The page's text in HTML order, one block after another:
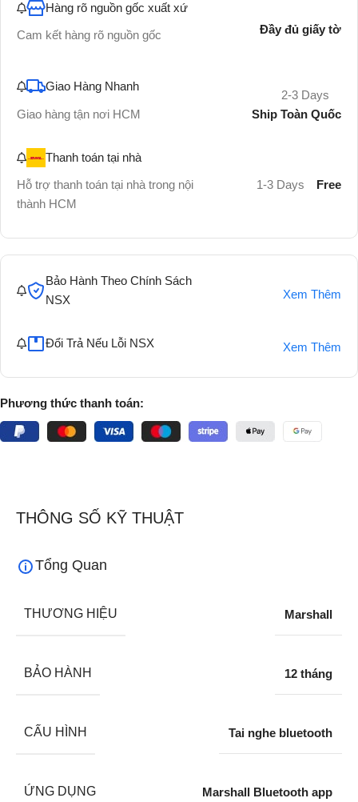
Hàng rõ nguồn gốc xuất xứ
Cam kết hàng rõ nguồn gốc
Đầy đủ giấy tờ
Giao Hàng Nhanh
Giao hàng tận nơi HCM
2-3 Days
Ship Toàn Quốc
Thanh toán tại nhà
Hỗ trợ thanh toán tại nhà trong nội
thành HCM
1-3 Days Free
Bảo Hành Theo Chính Sách
NSX
Xem Thêm
Đổi Trả Nếu Lỗi NSX Xem Thêm
Phương thức thanh toán:
THÔNG SỐ KỸ THUẬT
Tổng Quan
THƯƠNG HIỆU Marshall
BẢO HÀNH 12 tháng
CẤU HÌNH Tai nghe bluetooth
ỨNG DỤNG Marshall Bluetooth app